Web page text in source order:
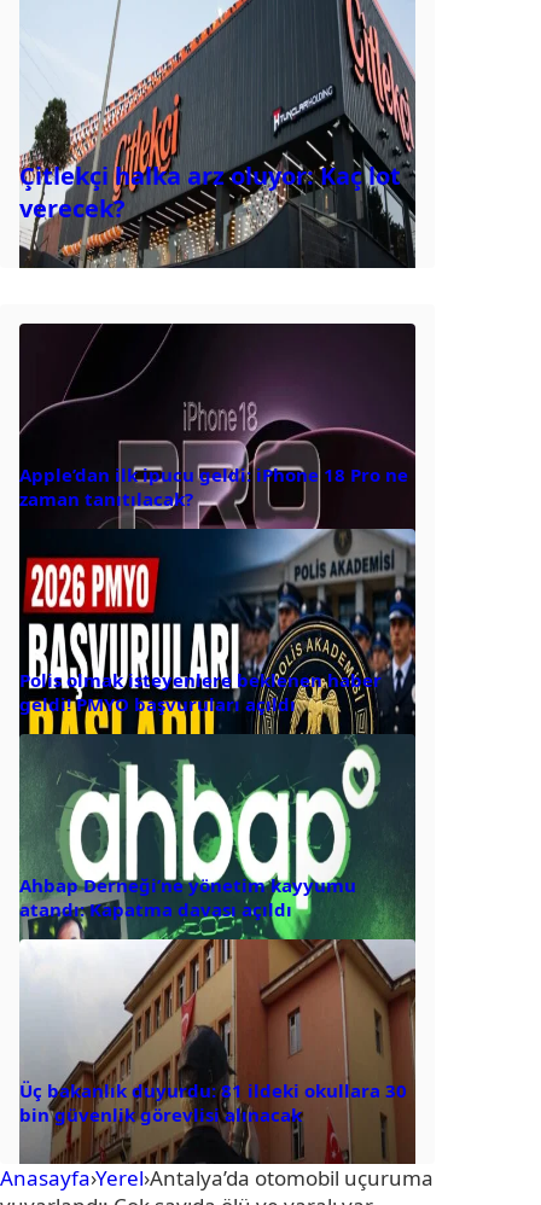
Çitlekçi halka arz oluyor: Kaç lot
verecek?
Apple’dan ilk ipucu geldi: iPhone 18 Pro ne
zaman tanıtılacak?
Polis olmak isteyenlere beklenen haber
geldi! PMYO başvuruları açıldı
Ahbap Derneği’ne yönetim kayyumu
atandı: Kapatma davası açıldı
Üç bakanlık duyurdu: 81 ildeki okullara 30
bin güvenlik görevlisi alınacak
Anasayfa›Yerel›Antalya’da otomobil uçuruma